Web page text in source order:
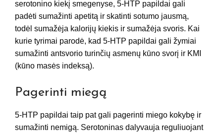
serotonino kiekį smegenyse, 5-HTP papildai gali
padėti sumažinti apetitą ir skatinti sotumo jausmą,
todėl sumažėja kalorijų kiekis ir sumažėja svoris. Kai
kurie tyrimai parodė, kad 5-HTP papildai gali žymiai
sumažinti antsvorio turinčių asmenų kūno svorį ir KMI
(kūno masės indeksą).
Pagerinti miegą
5-HTP papildai taip pat gali pagerinti miego kokybę ir
sumažinti nemigą. Serotoninas dalyvauja reguliuojant